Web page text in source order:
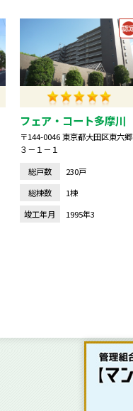
フェア・コート多摩川
〒144-0046 東京都大田区東六郷
３－１－１
総戸数
230戸
総棟数
1棟
竣工年月
1995年3